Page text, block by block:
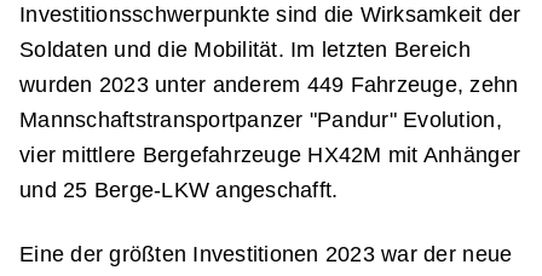
Investitionsschwerpunkte sind die Wirksamkeit der
Soldaten und die Mobilität. Im letzten Bereich
wurden 2023 unter anderem 449 Fahrzeuge, zehn
Mannschaftstransportpanzer "Pandur" Evolution,
vier mittlere Bergefahrzeuge HX42M mit Anhänger
und 25 Berge-LKW angeschafft.
Eine der größten Investitionen 2023 war der neue